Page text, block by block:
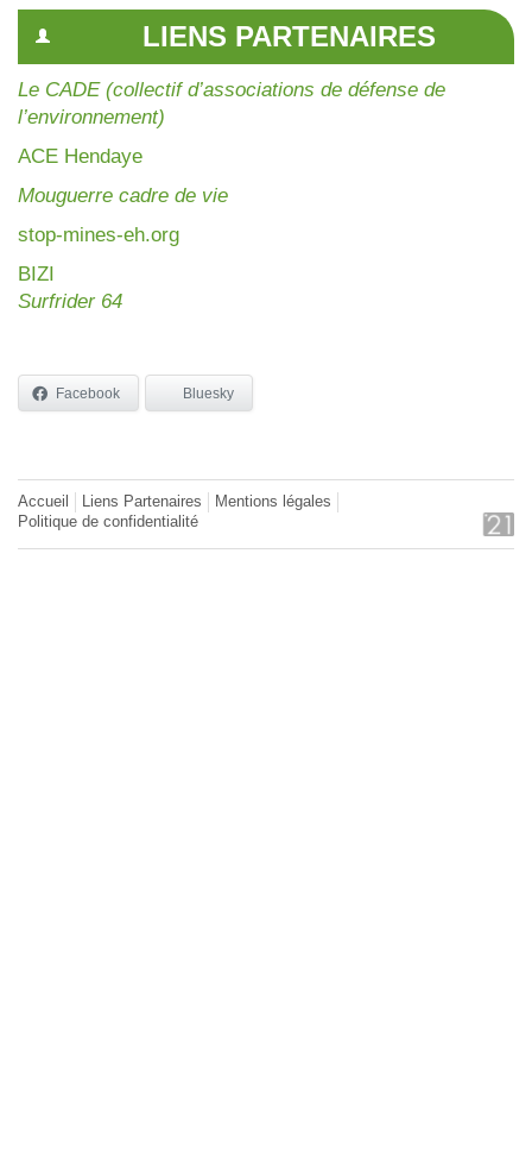
LIENS PARTENAIRES
Le CADE (collectif d’associations de défense de
l’environnement)
ACE Hendaye
Mouguerre cadre de vie
stop-mines-eh.org
BIZI
Surfrider 64
Facebook Bluesky
Accueil Liens Partenaires
Mentions légales
Politique de confidentialité